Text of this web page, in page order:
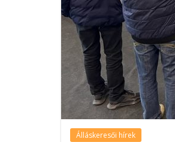
Álláskeresői hírek